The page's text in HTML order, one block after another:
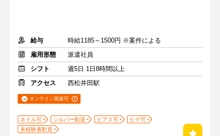
給与
時給1185～1500円 ※案件による
雇用形態
派遣社員
シフト
週5日 1日8時間以上
アクセス
西松井田駅
オンライン面接可
ネイル可 シルバー歓迎 ピアス可
ヒゲ可
未経験者歓迎